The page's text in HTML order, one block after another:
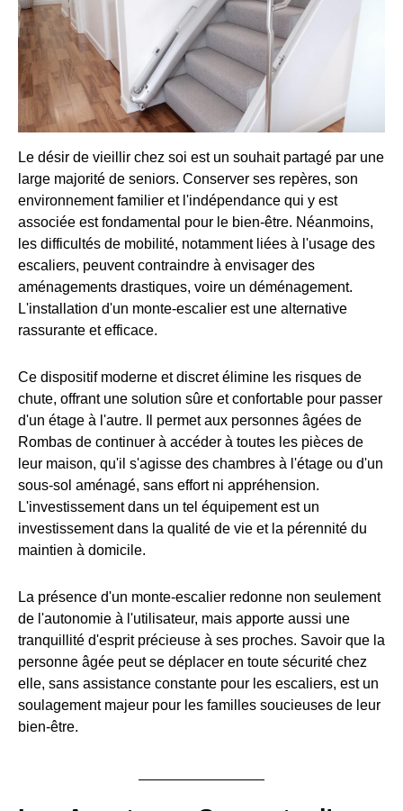
Le désir de vieillir chez soi est un souhait partagé par une
large majorité de seniors. Conserver ses repères, son
environnement familier et l'indépendance qui y est
associée est fondamental pour le bien-être. Néanmoins,
les difficultés de mobilité, notamment liées à l'usage des
escaliers, peuvent contraindre à envisager des
aménagements drastiques, voire un déménagement.
L'installation d'un monte-escalier est une alternative
rassurante et efficace.
Ce dispositif moderne et discret élimine les risques de
chute, offrant une solution sûre et confortable pour passer
d'un étage à l'autre. Il permet aux personnes âgées de
Rombas de continuer à accéder à toutes les pièces de
leur maison, qu'il s'agisse des chambres à l'étage ou d'un
sous-sol aménagé, sans effort ni appréhension.
L'investissement dans un tel équipement est un
investissement dans la qualité de vie et la pérennité du
maintien à domicile.
La présence d'un monte-escalier redonne non seulement
de l'autonomie à l'utilisateur, mais apporte aussi une
tranquillité d'esprit précieuse à ses proches. Savoir que la
personne âgée peut se déplacer en toute sécurité chez
elle, sans assistance constante pour les escaliers, est un
soulagement majeur pour les familles soucieuses de leur
bien-être.